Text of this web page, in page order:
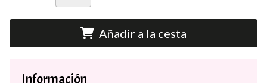
Añadir a la cesta
Información